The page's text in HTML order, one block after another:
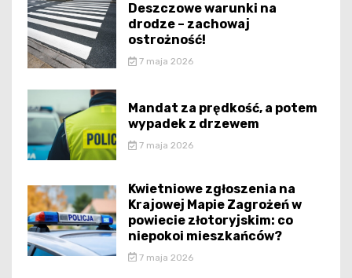
Deszczowe warunki na
drodze – zachowaj
ostrożność!
7 maja 2026
Mandat za prędkość, a potem
wypadek z drzewem
7 maja 2026
Kwietniowe zgłoszenia na
Krajowej Mapie Zagrożeń w
powiecie złotoryjskim: co
niepokoi mieszkańców?
7 maja 2026